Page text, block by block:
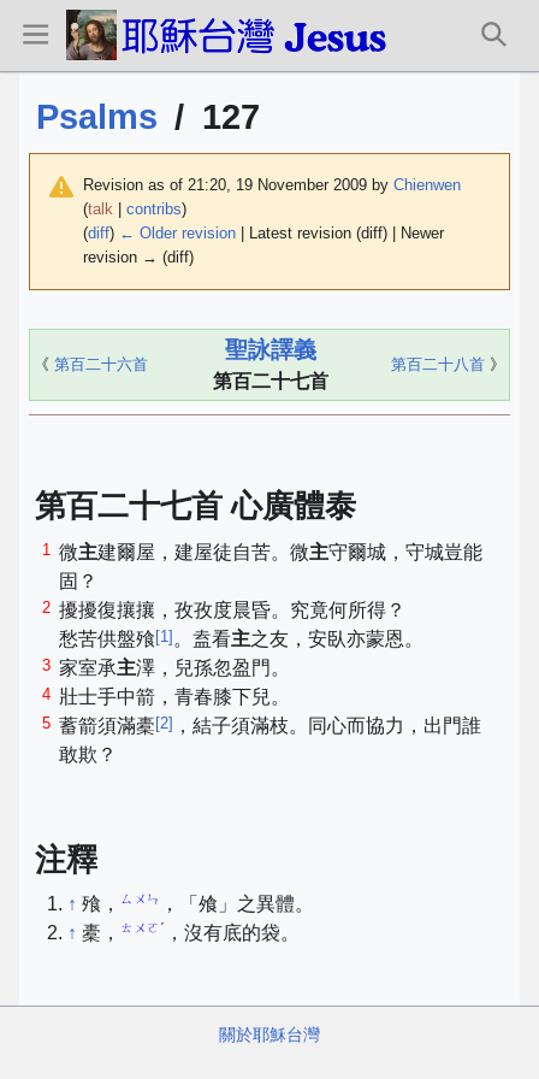
Psalms / 127
Revision as of 21:20, 19 November 2009 by Chienwen
(talk contribs)
(diff) ← Older revision | Latest revision (diff) | Newer
revision → (diff)
《 第百二十六首
聖詠譯義
第百二十七首
第百二十八首 》
第百二十七首 心廣體泰
1 微主建爾屋，建屋徒自苦。微主守爾城，守城豈能
固？
2 擾擾復攘攘，孜孜度晨昏。究竟何所得？
愁苦供盤飱 [1] 。盍看主之友，安臥亦蒙恩。
3 家室承主澤，兒孫忽盈門。
4 壯士手中箭，青春膝下兒。
5 蓄箭須滿橐 [2] ，結子須滿枝。同心而協力，出門誰
敢欺？
注釋
↑ 飱， ㄙㄨㄣ
，「飧」之異體。
↑ 橐， ㄊㄨㄛˊ ，沒有底的袋。
關於耶穌台灣